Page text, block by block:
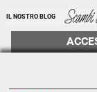
IL NOSTRO BLOG